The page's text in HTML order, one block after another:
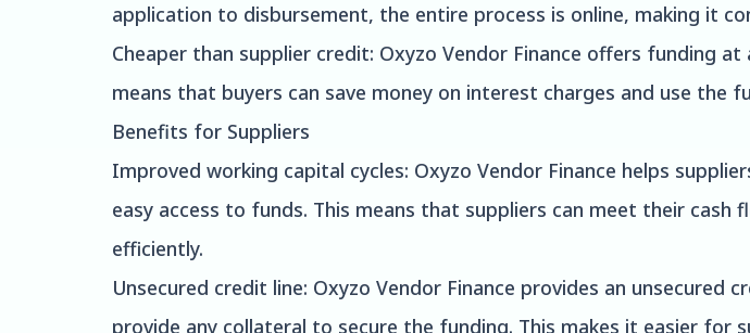
application to disbursement, the entire process is online, making it
Cheaper than supplier credit: Oxyzo Vendor Finance offers funding
means that buyers can save money on interest charges and use the
Benefits for Suppliers
Improved working capital cycles: Oxyzo Vendor Finance helps
easy access to funds. This means that suppliers can meet their
efficiently.
Unsecured credit line: Oxyzo Vendor Finance provides an
provide any collateral to secure the funding. This makes it easier for